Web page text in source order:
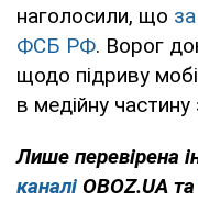
наголосили, що
ФСБ РФ. Ворог
щодо підриву
в медійну
Лише перевірена
каналі OBOZ.UA та